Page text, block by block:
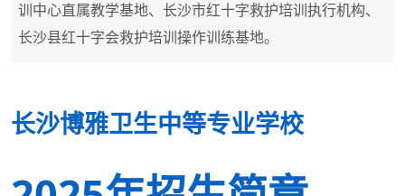
训中心直属教学基地、长沙市红十字救护培训执行机构、
长沙县红十字会救护培训操作训练基地。
长沙博雅卫生中等专业学校